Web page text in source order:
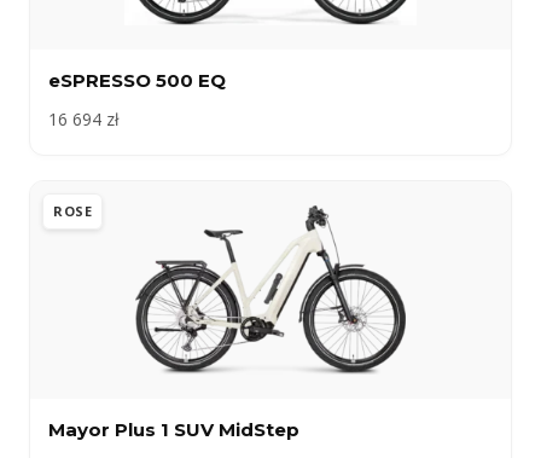
eSPRESSO 500 EQ
16 694 zł
ROSE
Mayor Plus 1 SUV MidStep